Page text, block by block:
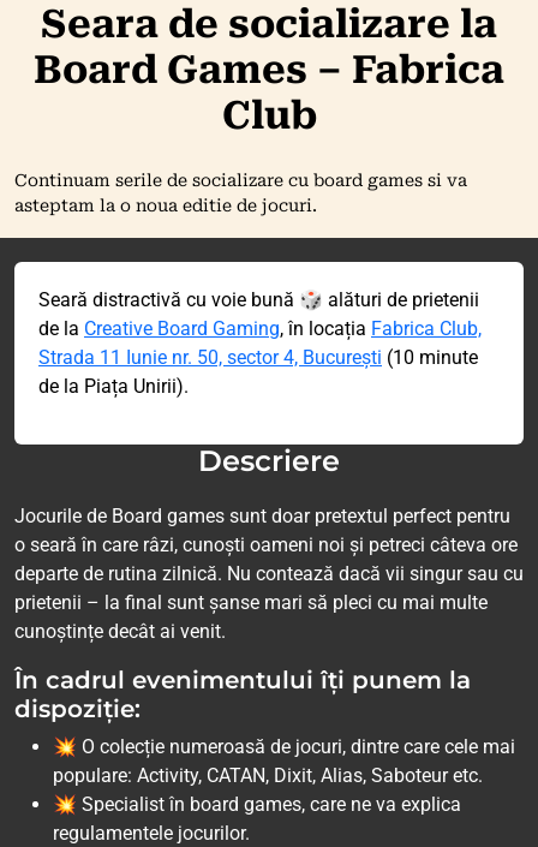
Seara de socializare la
Board Games – Fabrica
Club
Continuam serile de socializare cu board games si va
asteptam la o noua editie de jocuri.
Seară distractivă cu voie bună 🎲 alături de prietenii
de la Creative Board Gaming, în locația Fabrica Club,
Strada 11 Iunie nr. 50, sector 4, București (10 minute
de la Piața Unirii).
Descriere
Jocurile de Board games sunt doar pretextul perfect pentru
o seară în care râzi, cunoști oameni noi și petreci câteva ore
departe de rutina zilnică. Nu contează dacă vii singur sau cu
prietenii – la final sunt șanse mari să pleci cu mai multe
cunoștințe decât ai venit.
În cadrul evenimentului îți punem la
dispoziție:
💥 O colecție numeroasă de jocuri, dintre care cele mai
populare: Activity, CATAN, Dixit, Alias, Saboteur etc.
💥 Specialist în board games, care ne va explica
regulamentele jocurilor.